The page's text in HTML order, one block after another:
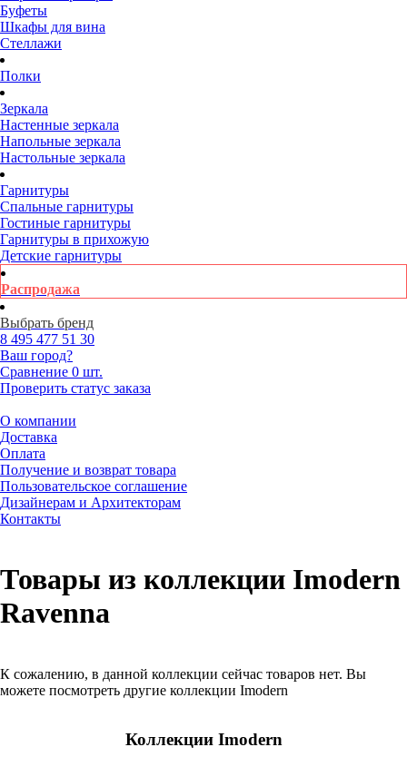
Буфеты
Шкафы для вина
Стеллажи
Полки
Зеркала
Настенные зеркала
Напольные зеркала
Настольные зеркала
Гарнитуры
Спальные гарнитуры
Гостиные гарнитуры
Гарнитуры в прихожую
Детские гарнитуры
Распродажа
Выбрать бренд
8 495 477 51 30
Ваш город?
Сравнение 0 шт.
Проверить статус заказа
О компании
Доставка
Оплата
Получение и возврат товара
Пользовательское соглашение
Дизайнерам и Архитекторам
Контакты
Товары из коллекции Imodern
Ravenna
К сожалению, в данной коллекции сейчас товаров нет. Вы
можете посмотреть другие коллекции Imodern
Коллекции Imodern